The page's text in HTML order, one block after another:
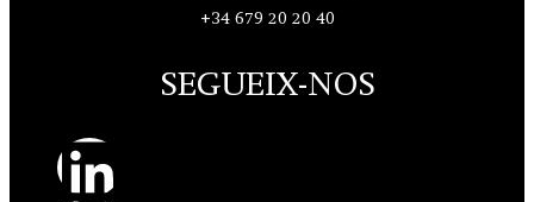
+34 679 20 20 40
SEGUEIX-NOS